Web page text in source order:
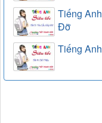
Tiếng
Đỡ
Tiếng